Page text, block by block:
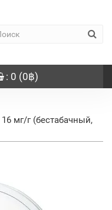
: 0 (0฿)
мг/г (бестабачный,